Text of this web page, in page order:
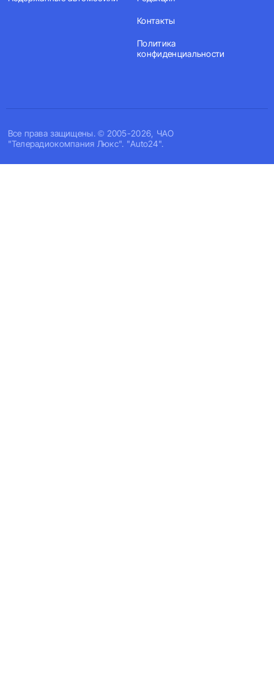
Все права защищены. © 2005-2026, ЧАО
"Телерадиокомпания Люкс". "Auto24".
Контакты
Политика
конфиденциальности